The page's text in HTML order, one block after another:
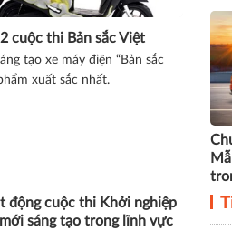
cuộc thi Bản sắc Việt
tạo xe máy điện “Bản sắc
xuất sắc nhất.
động cuộc thi Khởi nghiệp
sáng tạo trong lĩnh vực